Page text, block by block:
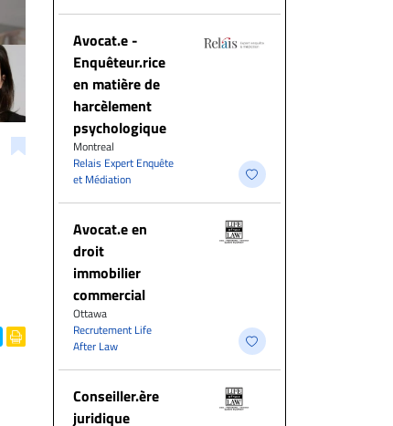
Avocat.e -
Enquêteur.rice
en matière de
harcèlement
psychologique
Montreal
Relais Expert Enquête
et Médiation
Avocat.e en
droit
immobilier
commercial
Ottawa
Recrutement Life
After Law
Conseiller.ère
juridique